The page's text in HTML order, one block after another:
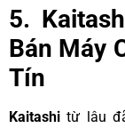
5.
Bán Máy
Tín
Kaitashi từ lâu